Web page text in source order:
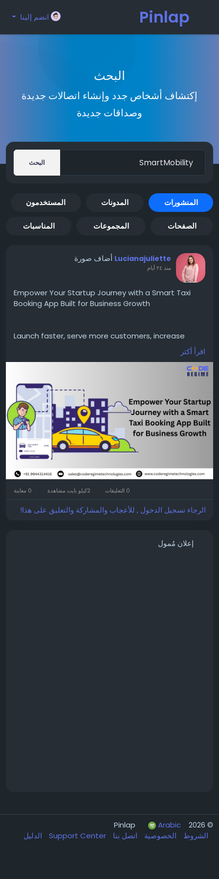
Pinlap انضم إلينا
البحث
إكتشاف أشخاص جدد وإنشاء اتصالات جديدة
وصداقات جديدة
البحث
المنشورات المدونات المستخدمون
الصفحات المجموعات المناسبات
Lucianajuliette أضاف صورة
منذ ٢٤ أيام
Empower Your Startup Journey with a Smart Taxi
Booking App Built for Business Growth
Launch faster, serve more customers, increase
booking app designed for sustainable business
https://www.coderegimetechnologies.com/uber-
clone/
#TaxiBookingApp#TaxiBookingSoftware
#RideHailingApp#CabBookingApp
#AppDevelopment#MobileAppDevelopment
#TechStartup
#DigitalBusiness
#BusinessInnovation#OnDemandApp
#SoftwareDevelopment#BusinessSolutions
اقرأ أكثر
0 معاينة
الرجاء تسجيل الدخول , للأعجاب والمشاركة والتعليق على هذا!
إعلان مُمول
© 2026 Pinlap
Arabic
الشروط
الخصوصية اتصل بنا Support Center الدليل